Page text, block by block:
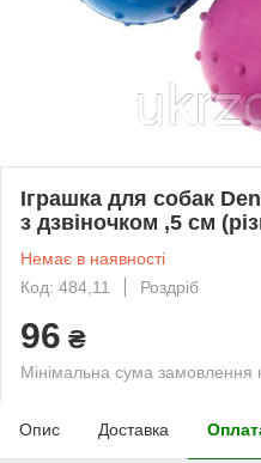
Іграшка для собак
з дзвіночком ,5 см
Немає в наявності
Код: 484,11
Роздріб
96 ₴
Мінімальна сума замовлення
Опис Доставка